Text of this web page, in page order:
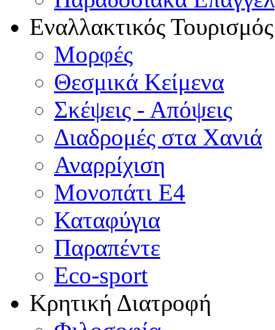
Εναλλακτικός Τουρισμός
Μορφές
Θεσμικά Κείμενα
Σκέψεις - Απόψεις
Διαδρομές στα Χανιά
Αναρρίχιση
Μονοπάτι Ε4
Καταφύγια
Παραπέντε
Eco-sport
Κρητική Διατροφή